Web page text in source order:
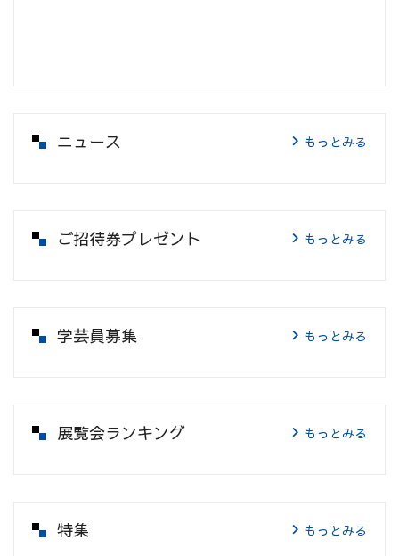
ニュース もっとみる
ご招待券プレゼント もっとみる
学芸員募集 もっとみる
展覧会ランキング もっとみる
特集 もっとみる